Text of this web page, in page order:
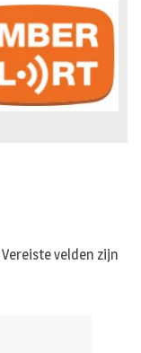
Vereiste velden zijn